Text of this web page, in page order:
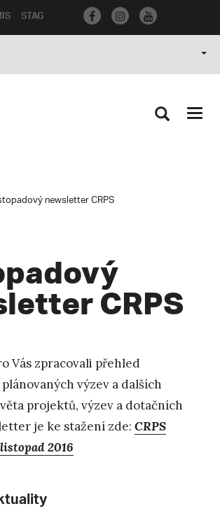
STAG
newsletter CRPS
CRPS
Vás zpracovali přehled
výzev a dalších
projektů, výzev a dotačních
je ke stažení zde: CRPS
2016